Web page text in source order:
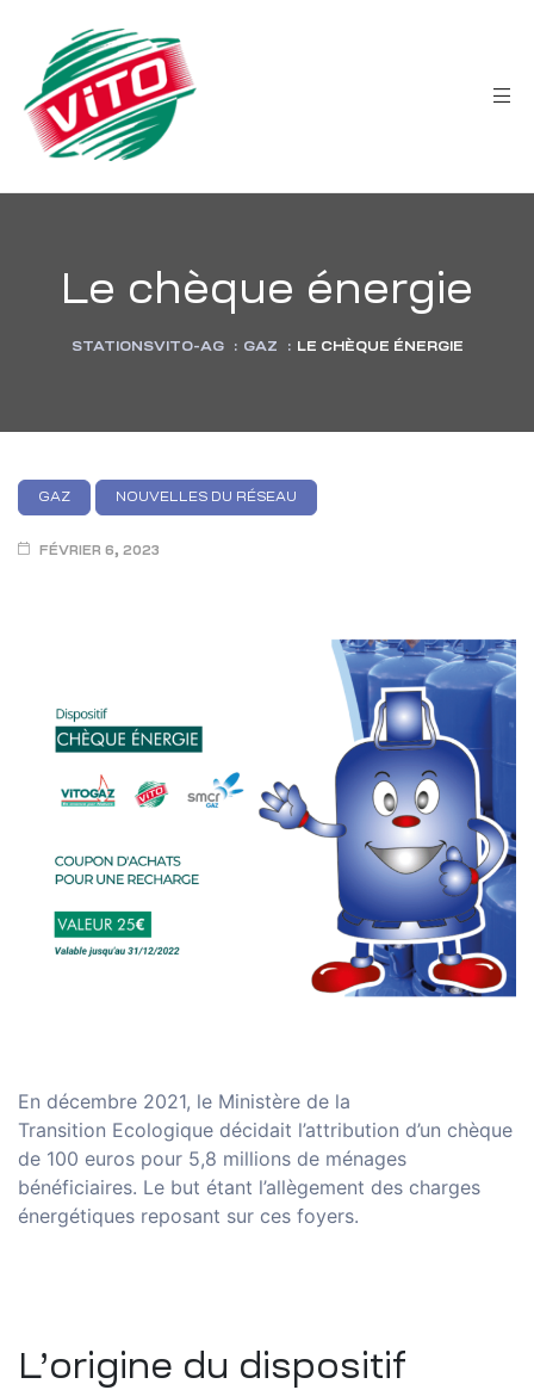
Le chèque énergie
STATIONSVITO-AG : GAZ : LE CHÈQUE ÉNERGIE
GAZ NOUVELLES DU RÉSEAU
FÉVRIER 6, 2023
En décembre 2021, le Ministère de la
Transition Ecologique décidait l’attribution d’un chèque
de 100 euros pour 5,8 millions de ménages
bénéficiaires. Le but étant l’allègement des charges
énergétiques reposant sur ces foyers.
L’origine du dispositif